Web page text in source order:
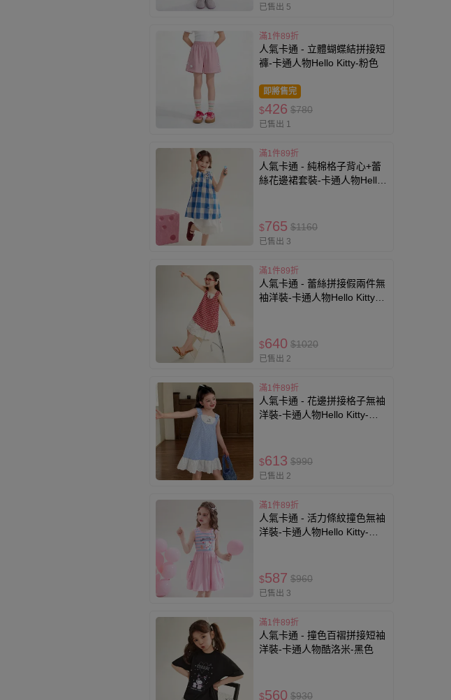
已售出 5
滿1件89折
人氣卡通 - 立體蝴蝶結拼接短
褲-卡通人物Hello Kitty-粉色
即將售完
$426 $780
已售出 1
滿1件89折
人氣卡通 - 純棉格子背心+蕾
絲花邊裙套裝-卡通人物Hello
$765 $1160
已售出 3
滿1件89折
人氣卡通 - 蕾絲拼接假兩件無
袖洋裝-卡通人物Hello Kitty-
$640 $1020
已售出 2
滿1件89折
人氣卡通 - 花邊拼接格子無袖
洋裝-卡通人物Hello Kitty-藍
$613 $990
已售出 2
滿1件89折
人氣卡通 - 活力條紋撞色無袖
洋裝-卡通人物Hello Kitty-粉
$587 $960
已售出 3
滿1件89折
人氣卡通 - 撞色百褶拼接短袖
洋裝-卡通人物酷洛米-黑色
$560 $930